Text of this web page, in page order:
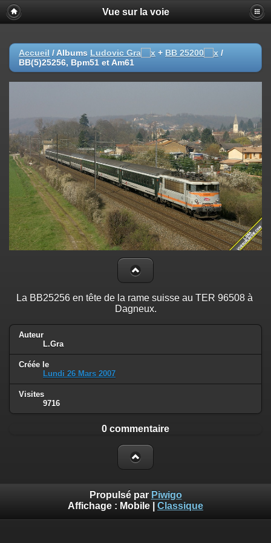
Vue sur la voie
Accueil / Albums Ludovic Gra + BB 25200
/
BB(5)25256, Bpm51 et Am61
La BB25256 en tête de la rame suisse au TER 96508 à
Dagneux.
Auteur
L.Gra
Créée le
Lundi 26 Mars 2007
Visites
9716
0 commentaire
Propulsé par Piwigo
Affichage : Mobile Classique